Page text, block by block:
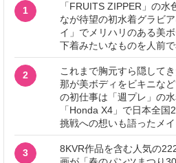
1
「FRUITS ZIPPER」の水
なが待望の初水着グラビ
イ」でメリハリのある美
下着みたいなものを人前
2
これまで胸元すら隠して
那が美ボディをビキニな
の初仕事は「週プレ」の
「Honda X4」で日本全
挑戦への想いも語ったメ
3
8KVR作品を含む人気の